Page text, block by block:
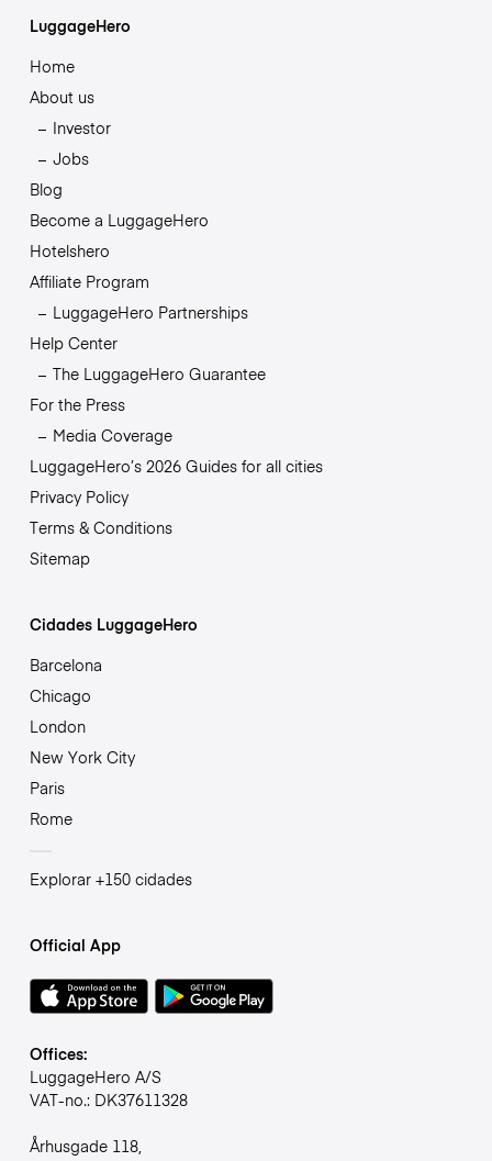
LuggageHero
Home
About us
Investor
Jobs
Blog
Become a LuggageHero
Hotelshero
Affiliate Program
LuggageHero Partnerships
Help Center
The LuggageHero Guarantee
For the Press
Media Coverage
LuggageHero’s 2026 Guides for all cities
Privacy Policy
Terms & Conditions
Sitemap
Cidades LuggageHero
Barcelona
Chicago
London
New York City
Paris
Rome
Explorar +150 cidades
Official App
Offices:
LuggageHero A/S
VAT-no.: DK37611328
Århusgade 118,